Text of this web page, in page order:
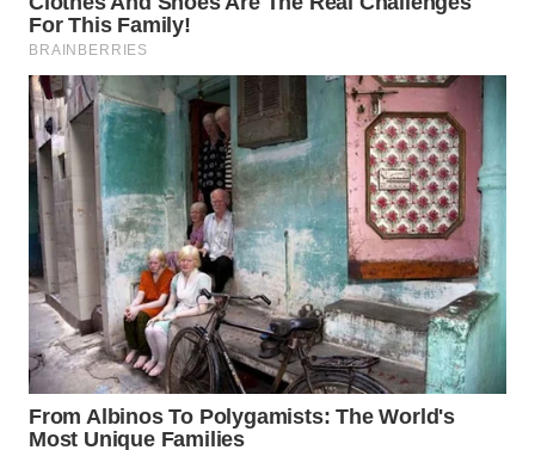
WN
SEMARANG
WN
SOLO
WN
BOROBUDUR
WN
MADURA
WN
SURABAYA